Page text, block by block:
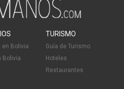
en Bolivia
Bolivia
TURISMO
Guía de Turismo
Hoteles
Restaurantes